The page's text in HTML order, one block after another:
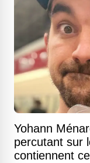
Yohann
percutant sur
contiennent